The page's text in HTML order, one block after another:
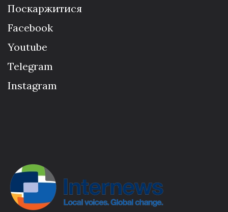
Поскаржитися
Facebook
Youtube
Telegram
Instagram